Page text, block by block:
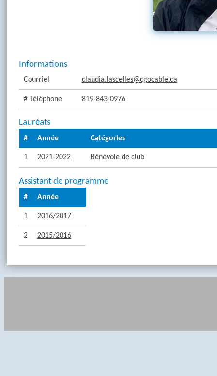
Informations
Courriel claudia.lascelles@cgocable.ca
# Téléphone 819-843-0976
Lauréats
# Année Catégories
1 2021-2022 Bénévole de club
Assistant de programme
# Année
1 2016/2017
2 2015/2016